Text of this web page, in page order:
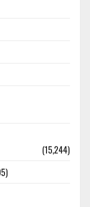
(15,244)
(13,895)